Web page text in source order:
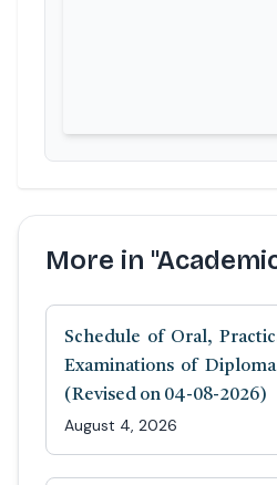
More in
Schedule of Oral,
Examinations of
(Revised on 04-08-2026)
August 4, 2026